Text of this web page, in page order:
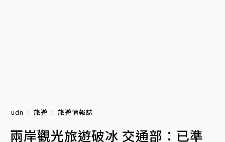
udn 旅遊 旅遊情報誌
兩岸觀光旅遊破冰 交通部：已準